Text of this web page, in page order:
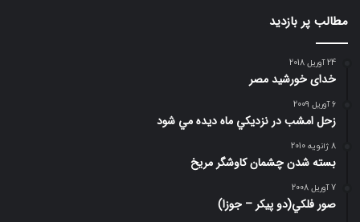
مطالب پر بازدید
24 آوریل 2018
خدای خورشید مصر
6 آوریل 2009
زحل امشب در نزديكي ماه ديده مي شود
8 ژانویه 2010
بسته شدن چشمان کاوشگر مريخ
7 آوریل 2008
صور فلكي(دو پیکر – جوزا)